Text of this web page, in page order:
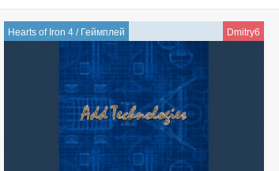
Hearts of Iron 4 / Геймплей Dmitry6